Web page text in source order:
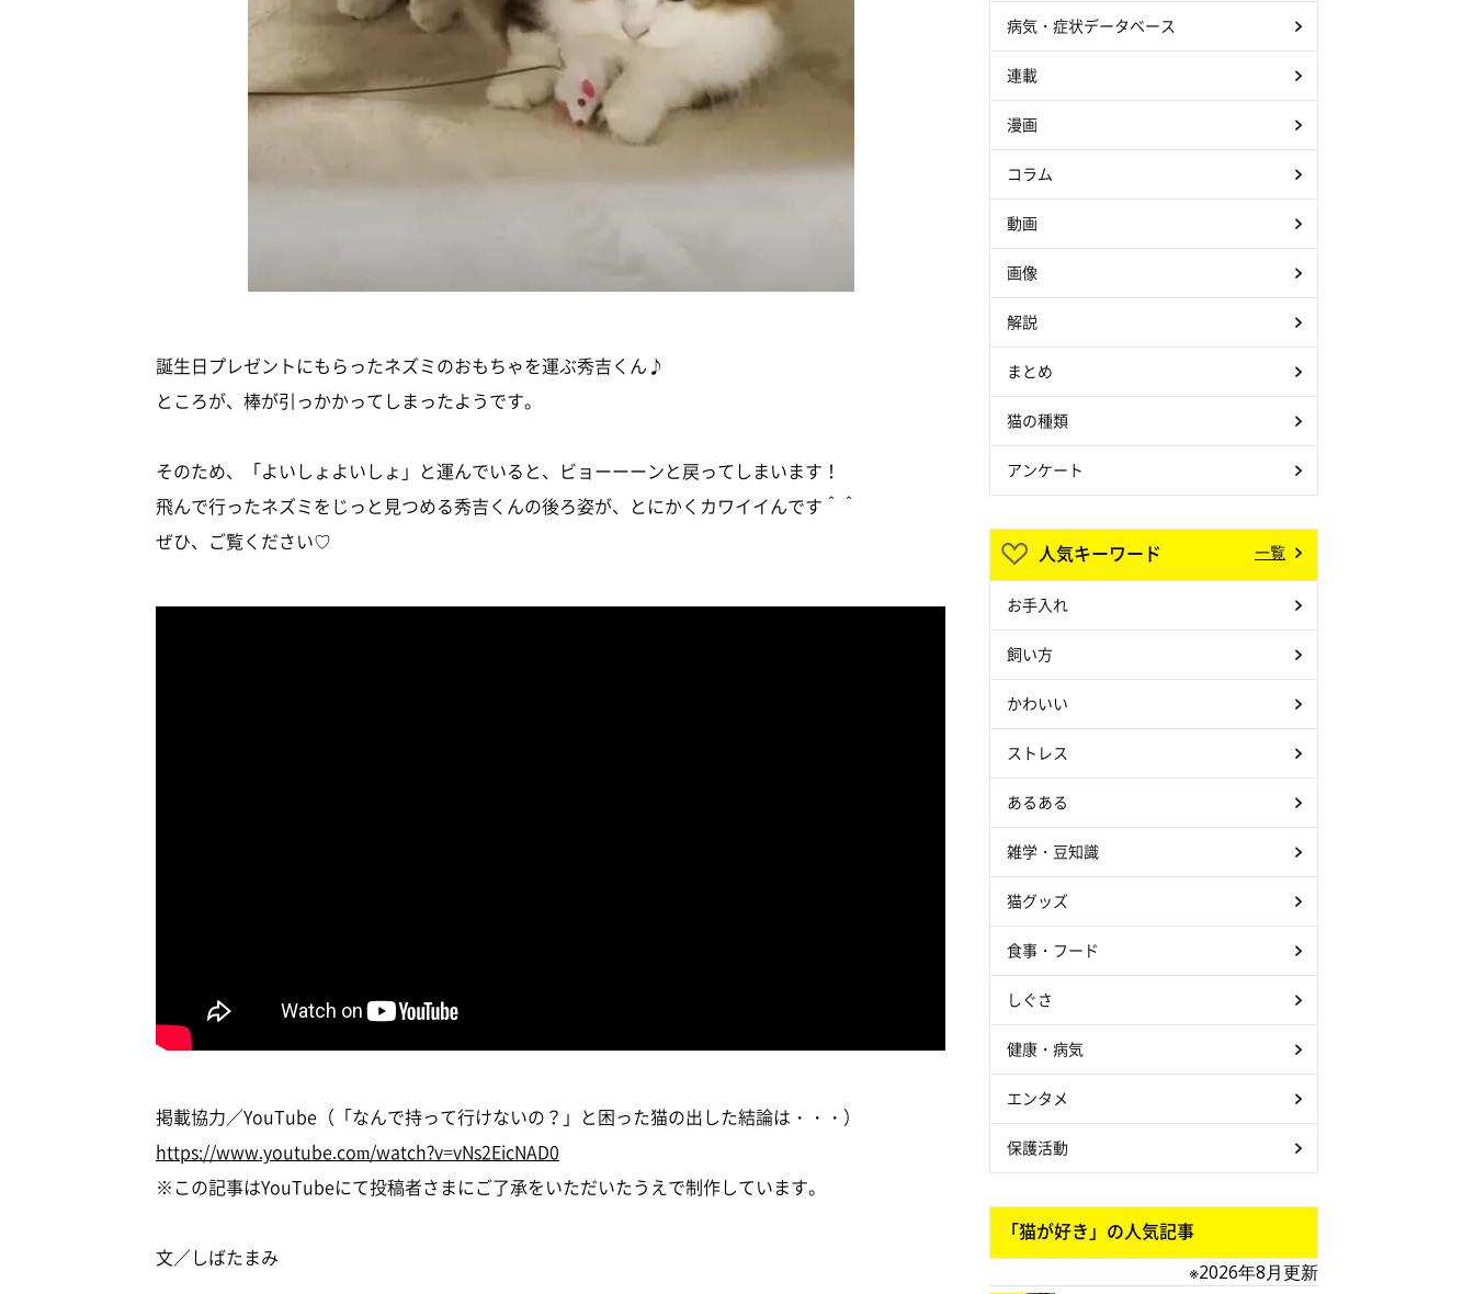
誕生日プレゼントにもらったネズミのおもちゃを運ぶ秀吉くん♪
ところが、棒が引っかかってしまったようです。
そのため、「よいしょよいしょ」と運んでいると、ビョーーーンと戻ってしまいます！
飛んで行ったネズミをじっと見つめる秀吉くんの後ろ姿が、とにかくカワイイんです＾＾
ぜひ、ご覧ください♡
掲載協力／YouTube（「なんで持って行けないの？」と困った猫の出した結論は・・・）
https://www.youtube.com/watch?v=vNs2EicNAD0
※この記事はYouTubeにて投稿者さまにご了承をいただいたうえで制作しています。
文／しばたまみ
病気・症状データベース
連載
漫画
コラム
動画
画像
解説
まとめ
猫の種類
アンケート
人気キーワード 一覧
お手入れ
飼い方
かわいい
ストレス
あるある
雑学・豆知識
猫グッズ
食事・フード
しぐさ
健康・病気
エンタメ
保護活動
「猫が好き」の人気記事
※2026年8月更新